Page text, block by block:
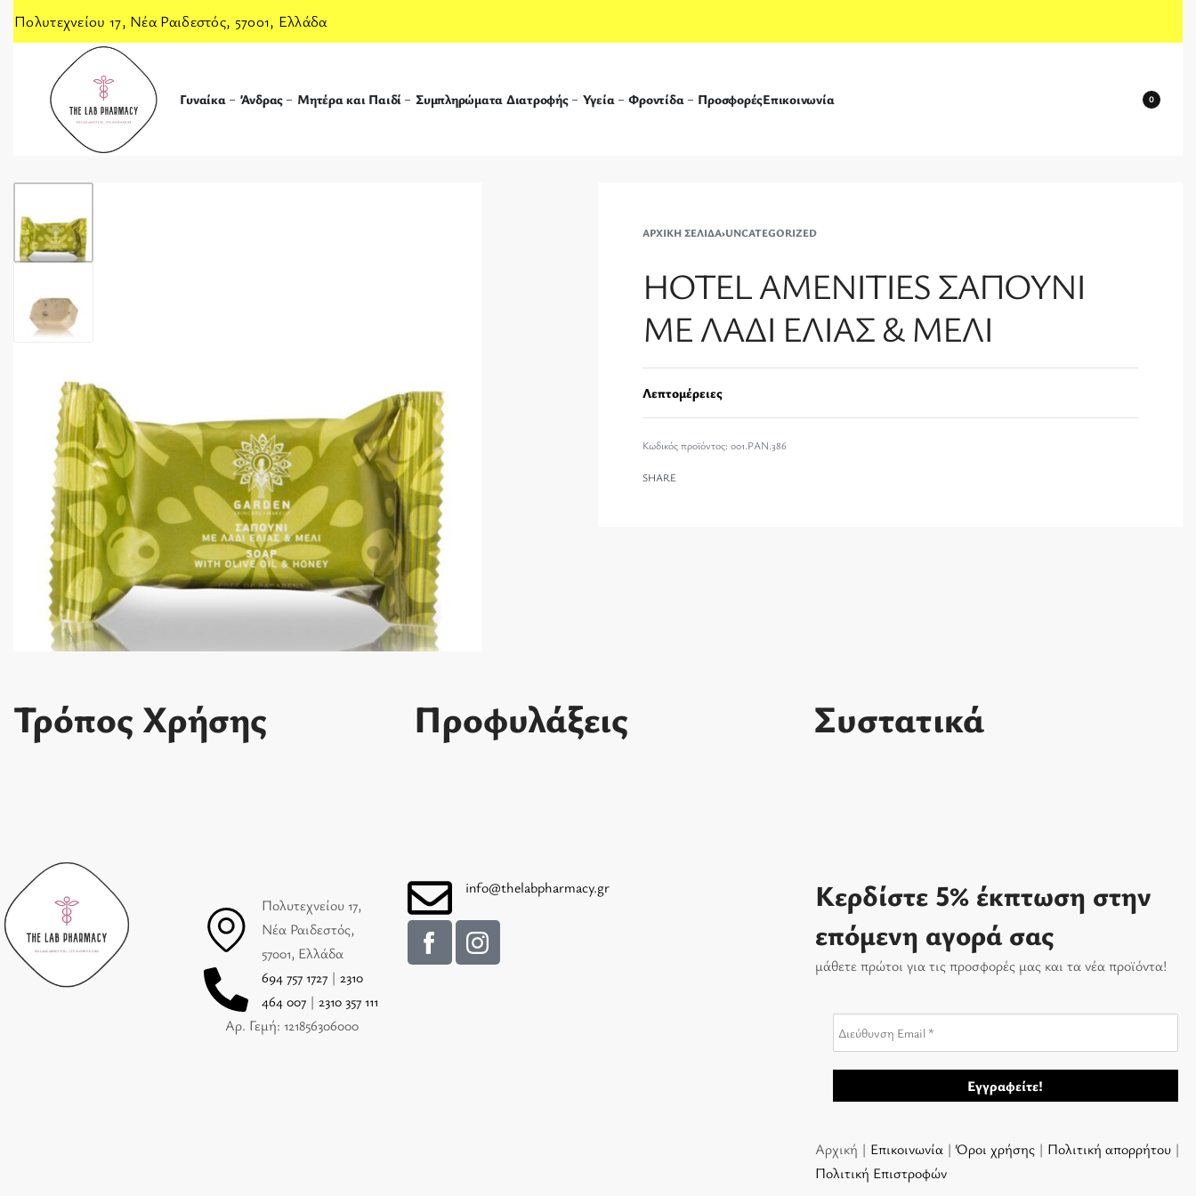
Πολυτεχνείου 17, Νέα Ραιδεστός, 57001, Ελλάδα
Γυναίκα Άνδρας Μητέρα και Παιδί Συμπληρώματα Διατροφής Υγεία Φροντίδα ΠροσφορέςΕπικοινωνία 0
ΑΡΧΙΚΉ ΣΕΛΊΔΑ›UNCATEGORIZED
HOTEL AMENITIES ΣΑΠΟΥΝΙ
ΜΕ ΛΑΔΙ ΕΛΙΑΣ & ΜΕΛΙ
Λεπτομέρειες
001.PAN.386
SHARE
Τρόπος Χρήσης Προφυλάξεις Συστατικά
Πολυτεχνείου 17,
Νέα Ραιδεστός,
57001, Ελλάδα
694 757 1727| 2310
464 007 | 2310 357 111
Αρ. Γεμή: 121856306000
info@thelabpharmacy.gr
Κερδίστε 5% έκπτωση στην
επόμενη αγορά σας
μάθετε πρώτοι για τις προσφορές μας και τα νέα προϊόντα!
Αρχική | Επικοινωνία |Όροι χρήσης| Πολιτική απορρήτου|
Πολιτική Επιστροφών